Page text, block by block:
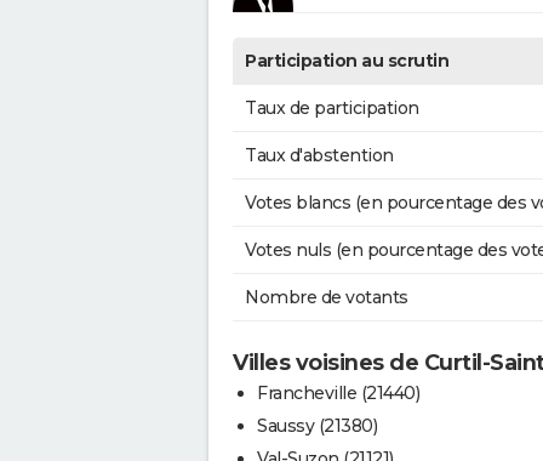
Participation au scrutin
Taux de participation
Taux d'abstention
Votes blancs (en pourcentage des
Votes nuls (en pourcentage des
Nombre de votants
Villes voisines de Curtil-
Francheville (21440)
Saussy (21380)